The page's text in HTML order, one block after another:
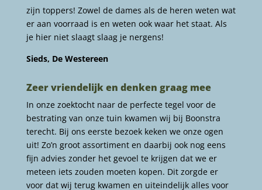
zijn toppers! Zowel de dames als de heren weten wat
er aan voorraad is en weten ook waar het staat. Als
je hier niet slaagt slaag je nergens!
Sieds, De Westereen
Zeer vriendelijk en denken graag mee
In onze zoektocht naar de perfecte tegel voor de
bestrating van onze tuin kwamen wij bij Boonstra
terecht. Bij ons eerste bezoek keken we onze ogen
uit! Zo’n groot assortiment en daarbij ook nog eens
fijn advies zonder het gevoel te krijgen dat we er
meteen iets zouden moeten kopen. Dit zorgde er
voor dat wij terug kwamen en uiteindelijk alles voor